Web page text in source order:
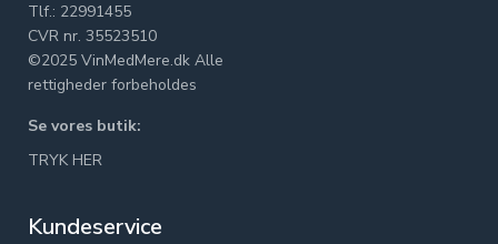
Tlf.: 22991455
CVR nr. 35523510
©2025 VinMedMere.dk Alle
rettigheder forbeholdes
Se vores butik:
TRYK HER
Kundeservice